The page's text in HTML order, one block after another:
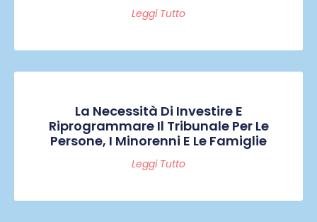
Leggi Tutto
La Necessità Di Investire E
Riprogrammare Il Tribunale Per Le
Persone, I Minorenni E Le Famiglie
Leggi Tutto